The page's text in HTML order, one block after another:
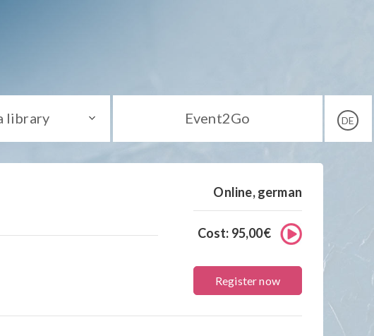
library Event2Go DE
Online, german
Cost: 95,00€
Register now